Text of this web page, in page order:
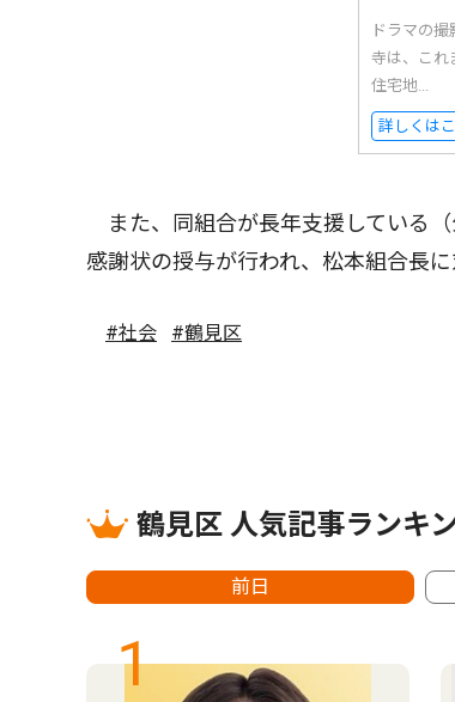
ドラマの
寺は、これ
住宅地...
詳しくは
また、同組合が長年支援している
感謝状の授与が行われ、松本組合長
#社会 #鶴見区
鶴見区 人気記事ランキ
前日
1